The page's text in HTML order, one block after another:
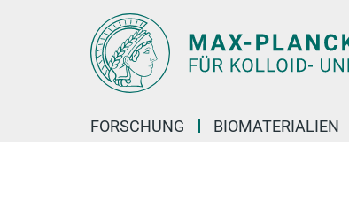
FORSCHUNG BIOMATERIALIEN